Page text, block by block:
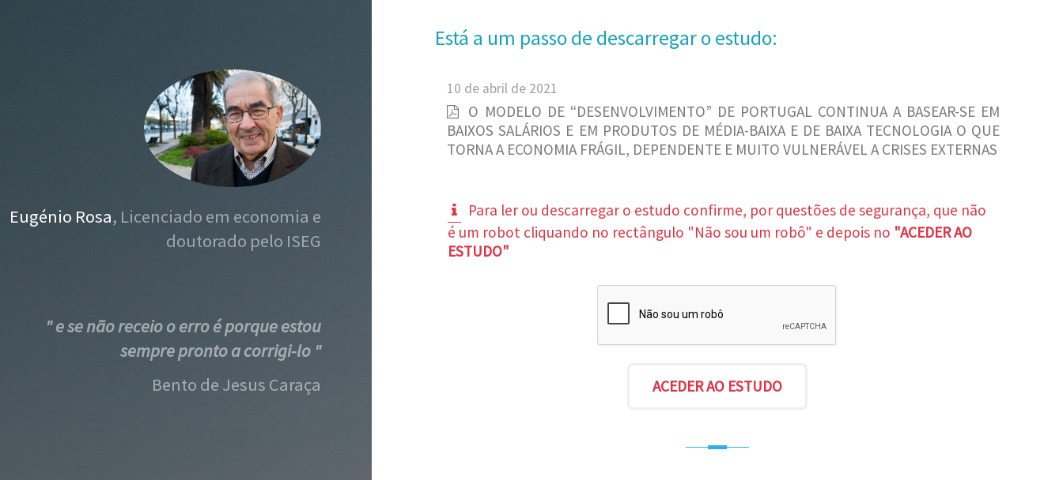
Eugénio Rosa, Licenciado em economia e
doutorado pelo ISEG
" e se não receio o erro é porque estou
sempre pronto a corrigi-lo "
Bento de Jesus Caraça
Está a um passo de descarregar o estudo:
10 de abril de 2021
O MODELO DE “DESENVOLVIMENTO” DE PORTUGAL CONTINUA A BASEAR-SE EM
BAIXOS SALÁRIOS E EM PRODUTOS DE MÉDIA-BAIXA E DE BAIXA TECNOLOGIA O QUE
TORNA A ECONOMIA FRÁGIL, DEPENDENTE E MUITO VULNERÁVEL A CRISES EXTERNAS
Para ler ou descarregar o estudo confirme, por questões de segurança, que não
é um robot cliquando no rectângulo "Não sou um robô" e depois no "ACEDER AO
ESTUDO"